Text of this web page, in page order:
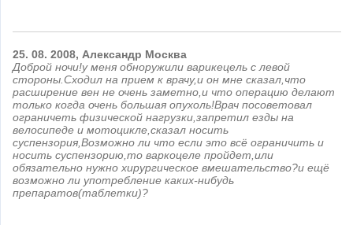
25. 08. 2008, Александр Москва
Доброй ночи!у меня обноружили варикецель с левой
стороны.Сходил на прием к врачу,и он мне сказал,что
расширение вен не очень заметно,и что операцию делают
только когда очень большая опухоль!Врач посоветовал
ограничеть физической нагрузки,запретил езды на
велосипеде и мотоцикле,сказал носить
суспензория,Возможно ли что если это всё ограничить и
носить суспензорию,то варкоцеле пройдет,или
обязательно нужно хирургическое вмешательство?и ещё
возможно ли употребление каких-нибудь
препаратов(таблетки)?